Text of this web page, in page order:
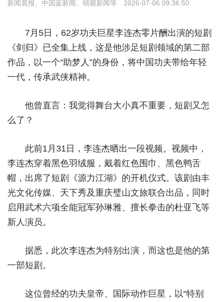
环球
专题
极客圈
经济
城建
健康
悠游
相亲
汽车
消费
新闻晨报、中国蓝新闻、锦观新闻等 2026-07-06 09:36:50
7月5日，62岁功夫巨星李连杰零片酬出演的短剧
《剑归》已全集上线，这是他涉足短剧领域的第二部
作品，以一个“助梦人”的身份，将中国功夫带给年轻
一代，传承武侠精神。
他曾直言：我觉得舞台大小真不重要，短剧又怎
么了？
此前1月31日，李连杰晒出一段视频。视频中，
李连杰穿着黑色羽绒服，戴着红色围巾、黑色鸭舌
帽，出席了短剧《源力江湖》的开机仪式。该剧由丰
光文化传媒、天下秀及重庆璧山文旅联合出品，同时
启用武术六项全能冠军孙琳雅、擅长拳击的杜亚飞等
新人演员。
据悉，此次李连杰为特别出演，而这也是他的第
一部短剧。
这位曾经的功夫皇帝、国际动作巨星，以“特别